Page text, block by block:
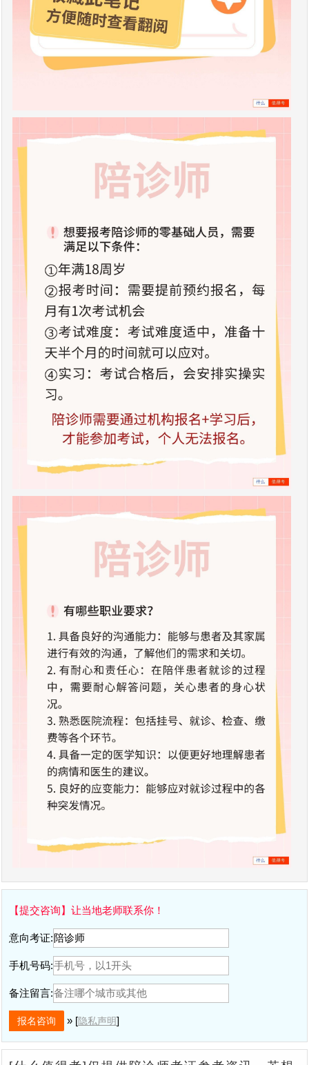
【提交咨询】让当地老师联系你！
意向考证:
手机号码:
备注留言:
» [隐私声明]